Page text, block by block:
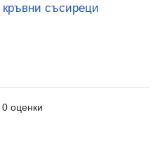
кръвни съсиреци
оценки